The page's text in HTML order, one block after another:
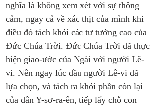
nghĩa là không xem xét với sự thông
cảm, ngay cả về xác thịt của mình khi
điều đó tách khỏi các tư tưởng cao của
Đức Chúa Trời. Đức Chúa Trời đã thực
hiện giao-ước của Ngài với người Lê-
vi. Nên ngay lúc đầu người Lê-vi đã
lựa chọn, và tách ra khỏi phần còn lại
của dân Y-sơ-ra-ên, tiếp lấy chỗ con